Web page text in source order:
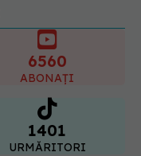
6560
ABONAȚI
1401
URMĂRITORI